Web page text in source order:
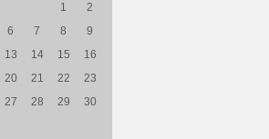
1
2
6 7 8
9
13 14 15
16
20 21 22
23
27 28 29
30